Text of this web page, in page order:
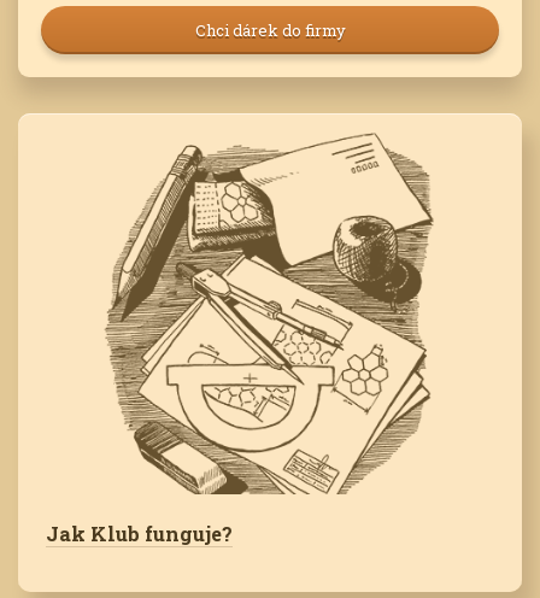
Chci dárek do firmy
Jak Klub funguje?